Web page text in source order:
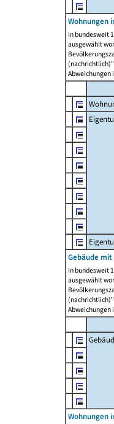
Wohnungen
In bundesweit
ausgewählt
Abweichungen
Gebäude
In bundesweit
ausgewählt
Abweichungen
Wohnungen